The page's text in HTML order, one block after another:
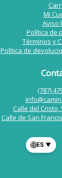
Mi
Aviso
Política de
Términos y
Política de
(787)
Calle del Cristo,
Calle de San
🌐ES ▼